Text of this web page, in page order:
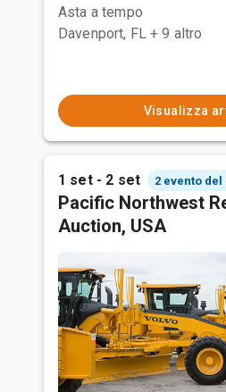
Asta a tempo
Davenport, FL + 9 altro
Visualizza
1 set - 2 set 2 evento
Pacific Northwest
Auction, USA